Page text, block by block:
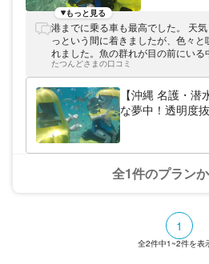
泳げない方・3
様・高齢の方
ます。
もっと見る
港までに乗る車も最高でした。 天
っという間に着きましたが、色々と
れました。魚の群れが目の前にい
せてもらえて感謝です！
たつんどさまの口コミ
【沖縄 名護・
な夢中！透明度
全1件のプラン
1
全2件中1~2件を表